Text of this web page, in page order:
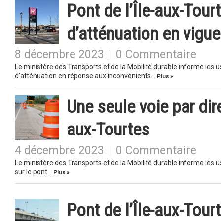
Pont de l’Île-aux-
d’atténuation en
8 décembre 2023 0 Commentaire
Le ministère des Transports et de la Mobilité durable informe les
d’atténuation en réponse aux inconvénients…
Plus »
Une seule voie par
aux-Tourtes
4 décembre 2023 0 Commentaire
Le ministère des Transports et de la Mobilité durable informe les
sur le pont…
Plus »
Pont de l’Île-aux-